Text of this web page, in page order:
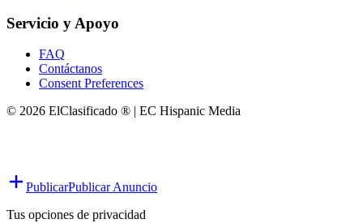
Servicio y Apoyo
FAQ
Contáctanos
Consent Preferences
© 2026 ElClasificado ® | EC Hispanic Media
PublicarPublicar Anuncio
Tus opciones de privacidad